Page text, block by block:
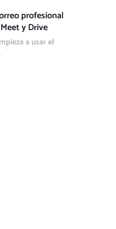
profesional
y Drive
a usar el